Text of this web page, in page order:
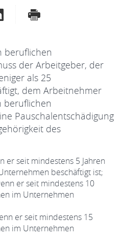
TEILEN
AUF LINKEDIN TEILEN
DRUCKEN
beruflichen
der Arbeitgeber, der
als 25
dem Arbeitnehmer
beruflichen
Pauschalentschädigung
des
er seit mindestens 5 Jahren
beschäftigt ist;
er seit mindestens 10
im Unternehmen
er seit mindestens 15
im Unternehmen